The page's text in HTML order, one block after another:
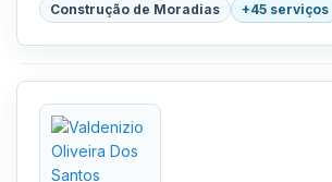
Construção de Moradias
+45 serviços